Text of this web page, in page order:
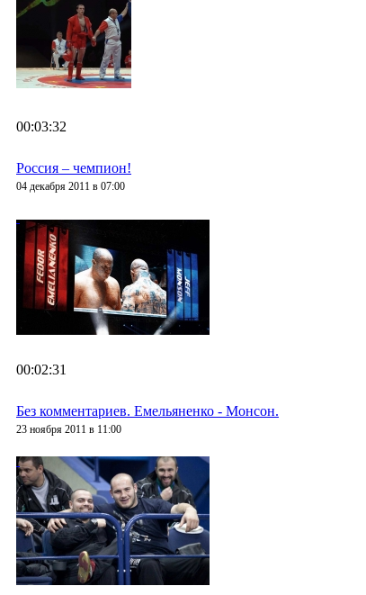
00:03:32
Россия – чемпион!
04 декабря 2011 в 07:00
00:02:31
Без комментариев. Емельяненко - Монсон.
23 ноября 2011 в 11:00